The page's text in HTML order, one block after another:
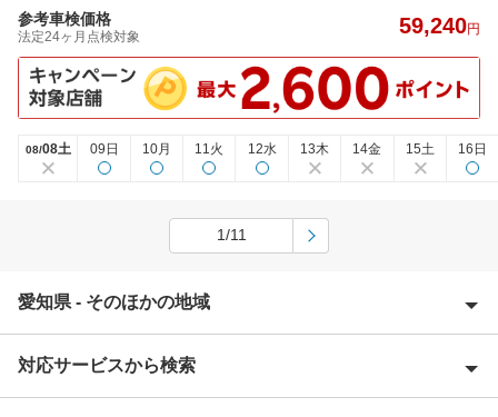
参考車検価格
法定24ヶ月点検対象 59,240円
08/08土 09日 10月 11火 12水 13木 14金 15土 16日
1/11
愛知県 - そのほかの地域
愛西市
対応サービスから検索